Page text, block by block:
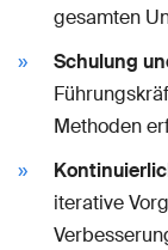
gesamten
Schulung
Methoden
iterative